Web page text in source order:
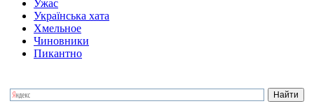
Ужас
Українська хата
Хмельное
Чиновники
Пикантно